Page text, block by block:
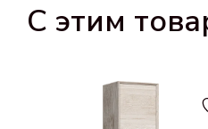
С этим